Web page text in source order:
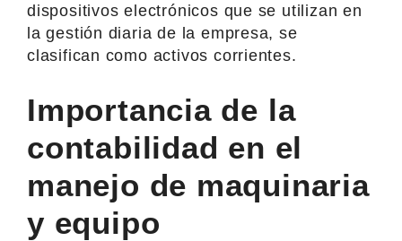
dispositivos electrónicos que se utilizan en
la gestión diaria de la empresa, se
clasifican como activos corrientes.
Importancia de la
contabilidad en el
manejo de maquinaria
y equipo